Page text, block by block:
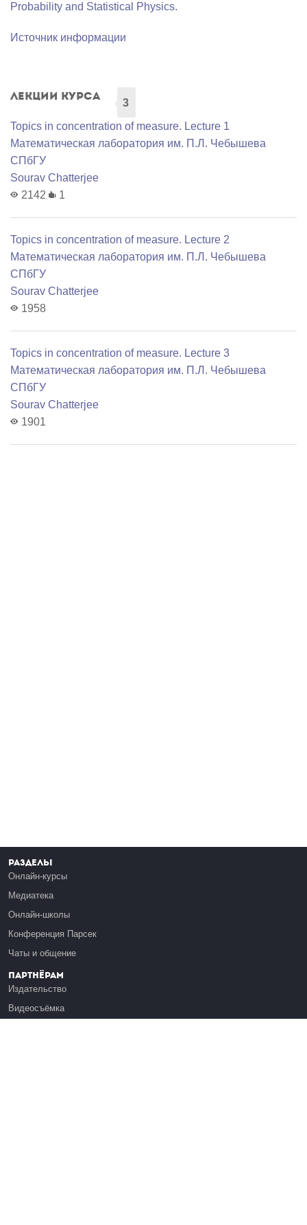
Probability and Statistical Physics.
Источник информации
Лекции курса
3
Topics in concentration of measure. Lecture 1
Математичеcкая лаборатория им. П.Л. Чебышева
СПбГУ
Sourav Chatterjee
2142
1
Topics in concentration of measure. Lecture 2
Математичеcкая лаборатория им. П.Л. Чебышева
СПбГУ
Sourav Chatterjee
1958
Topics in concentration of measure. Lecture 3
Математичеcкая лаборатория им. П.Л. Чебышева
СПбГУ
Sourav Chatterjee
1901
Разделы
Онлайн-курсы
Медиатека
Онлайн-школы
Конференция Парсек
Чаты и общение
Партнёрам
Издательство
Видеосъёмка